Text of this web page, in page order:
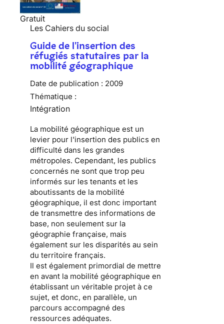
Gratuit
Les Cahiers du social
Guide de l'insertion des
réfugiés statutaires par la
mobilité géographique
Date de publication : 2009
Thématique :
Intégration
La mobilité géographique est un
levier pour l'insertion des publics en
difficulté dans les grandes
métropoles. Cependant, les publics
concernés ne sont que trop peu
informés sur les tenants et les
aboutissants de la mobilité
géographique, il est donc important
de transmettre des informations de
base, non seulement sur la
géographie française, mais
également sur les disparités au sein
du territoire français.
Il est également primordial de mettre
en avant la mobilité géographique en
établissant un véritable projet à ce
sujet, et donc, en parallèle, un
parcours accompagné des
ressources adéquates.